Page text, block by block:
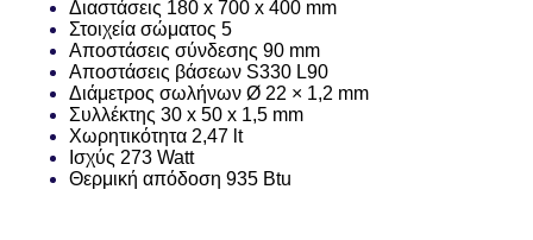
Διαστάσεις 180 x 700 x 400 mm
Στοιχεία σώματος 5
Αποστάσεις σύνδεσης 90 mm
Αποστάσεις βάσεων S330 L90
Διάμετρος σωλήνων Ø 22 × 1,2 mm
Συλλέκτης 30 x 50 x 1,5 mm
Χωρητικότητα 2,47 lt
Ισχύς 273 Watt
Θερμική απόδοση 935 Btu